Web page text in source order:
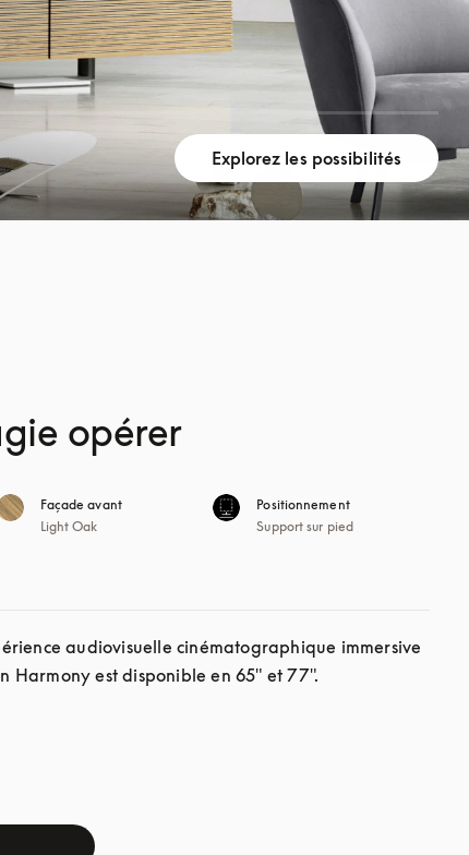
Explorez les possibilités
opérer
Façade avant
Light Oak
Positionnement
Support sur pied
audiovisuelle cinématographique immersive
Harmony est disponible en 65" et 77".